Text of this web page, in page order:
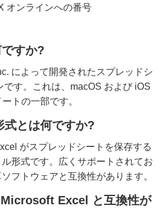
すか?
によって開発されたスプレッドシ
です。これは、macOS および iOS
トの一部です。
式とは何ですか?
がスプレッドシートを保存する
形式です。広くサポートされてお
フトウェアと互換性があります。
Excel と互換性が